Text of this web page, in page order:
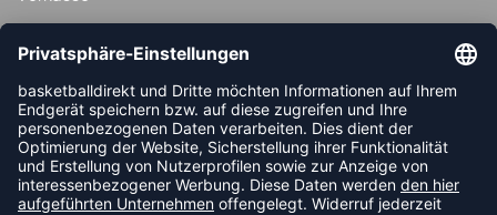
ABONNIERE JETZT DEN KOSTENLOSEN
HANDBALLDIREKT-NEWSLETTER UND VERPASSE KEINE
NEUIGKEIT ODER AKTION MEHR.
JETZT ANMELDEN